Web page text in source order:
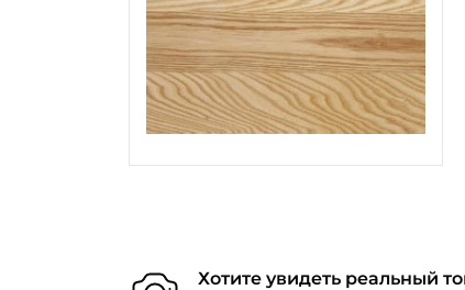
Хотите увидеть реальный